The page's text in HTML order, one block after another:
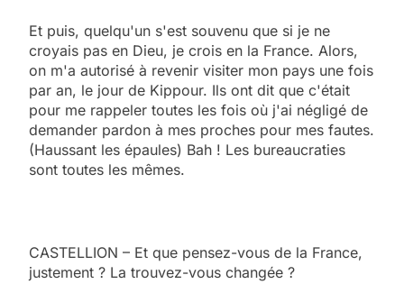
Et puis, quelqu'un s'est souvenu que si je ne
croyais pas en Dieu, je crois en la France. Alors,
on m'a autorisé à revenir visiter mon pays une fois
par an, le jour de Kippour. Ils ont dit que c'était
pour me rappeler toutes les fois où j'ai négligé de
demander pardon à mes proches pour mes fautes.
(Haussant les épaules) Bah ! Les bureaucraties
sont toutes les mêmes.
CASTELLION – Et que pensez-vous de la France,
justement ? La trouvez-vous changée ?